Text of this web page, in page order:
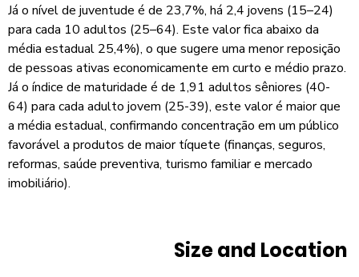
Já o nível de juventude é de 23,7%, há 2,4 jovens (15–24)
para cada 10 adultos (25–64). Este valor fica abaixo da
média estadual 25,4%), o que sugere uma menor reposição
de pessoas ativas economicamente em curto e médio prazo.
Já o índice de maturidade é de 1,91 adultos sêniores (40-
64) para cada adulto jovem (25-39), este valor é maior que
a média estadual, confirmando concentração em um público
favorável a produtos de maior tíquete (finanças, seguros,
reformas, saúde preventiva, turismo familiar e mercado
imobiliário).
Size and Location